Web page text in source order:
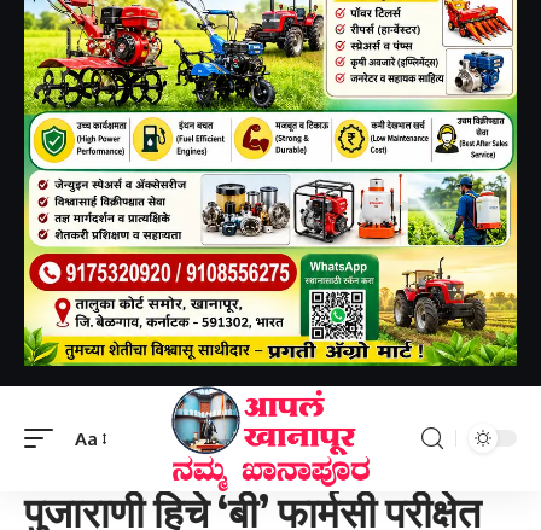
Aa
खानापूर तालुका>पुजाराणी हिचे ‘बी’ फार्मसी परीक्षेत सुयश-ಪೂಜಾರಾಣಿ ‘ಬಿ’ ಫಾರ್ಮಸಿ ಪರೀಕ್ಷೆಯಲ್ಲಿ ಯಶಸ್ವಿಯಾಗಿದ್ದಾರೆ.
पुजाराणी हिचे ‘बी’ फार्मसी परीक्षेत